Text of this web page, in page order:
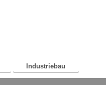
Industriebau